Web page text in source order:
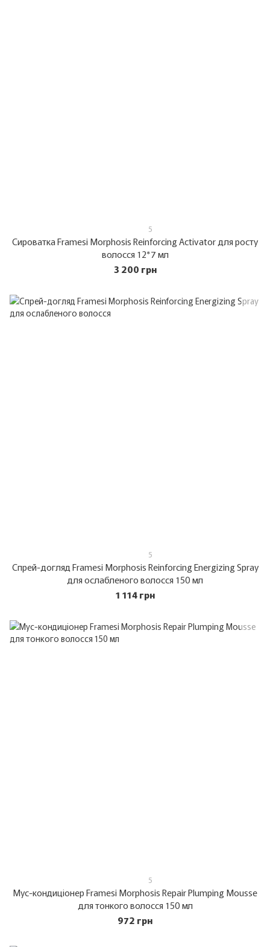
5
Сироватка Framesi Morphosis Reinforcing Activator для росту
волосся 12*7 мл
3 200 грн
5
Спрей-догляд Framesi Morphosis Reinforcing Energizing Spray
для ослабленого волосся 150 мл
1 114 грн
5
Мус-кондиціонер Framesi Morphosis Repair Plumping Mousse
для тонкого волосся 150 мл
972 грн